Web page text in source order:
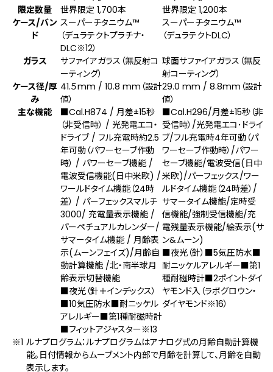
限定数量
世界限定 1,700本
世界限定 1,200本
ケース/バン
ド
スーパーチタニウム™
（デュラテクトプラチナ・
DLC※12）
スーパーチタニウム™
（デュラテクトDLC）
ガラス
サファイアガラス（無反射コ
ーティング）
球面サファイアガラス（無反
射コーティング）
ケース径/厚
み
41.５mm / 10.8 mm（設計
値）
29.0 mm / 8.8mm（設計
値）
主な機能
■Cal.H874 / 月差±15秒
（非受信時） / 光発電エコ・
ドライブ / フル充電時約2.5
年可動（パワーセーブ作動
時） / パワーセーブ機能 /
電波受信機能(⽇中⽶欧) /
ワールドタイム機能（24時
差） / パーフェックスマルチ
3000/ 充電量表示機能 /
パーペチュアルカレンダー/
サマータイム機能 / 月齢表
示(ムーンフェイズ)/月齢自
動計算機能 /北・南半球月
齢表示切替機能
■夜光（針＋インデックス）
■10気圧防水■耐ニッケル
アレルギー■第1種耐磁時計
■フィットアジャスター※13
■Cal.H296/月差±15秒（非
受信時）/光発電エコ･ドライ
ブ/フル充電時4年可動（パ
ワーセーブ作動時）/パワー
セーブ機能/電波受信(日中
米欧)/パーフェックス/ワー
ルドタイム機能（24時差）/
サマータイム機能/定時受
信機能/強制受信機能/充
電残量表示機能/絵表示(サ
ン&ムーン)
■夜光（針）■5気圧防水■
耐ニッケルアレルギー■第1
種耐磁時計■2ポイントダイ
ヤモンド入（ラボグロウン・
ダイヤモンド※16）
ルナプログラム：ルナプログラムはアナログ式の月齢自動計算機
能。日付情報からムーブメント内部で月齢を計算して、月齢を自動
表示します。